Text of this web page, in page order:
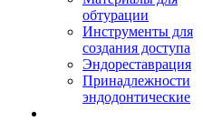
обтурации
Инструменты для
создания доступа
Эндореставрация
Принадлежности
эндодонтические